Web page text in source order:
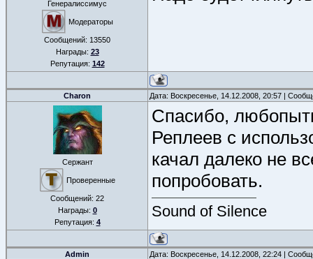
Генералиссимус
Модераторы
Сообщений: 13550
Награды: 23
Репутация: 142
Charon Дата: Воскресенье, 14.12.2008, 20:57 |
Сержант
Проверенные
Сообщений: 22
Награды: 0
Репутация: 4
Спасибо,
Реплеев с
качал далеко не
попробовать.
Sound of Silence
Admin Дата: Воскресенье, 14.12.2008, 22:24 |